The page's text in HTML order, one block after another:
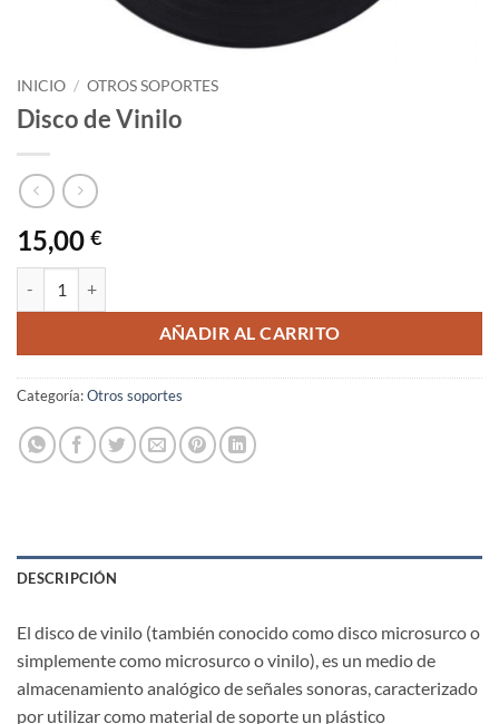
INICIO / OTROS SOPORTES
Disco de Vinilo
15,00 €
AÑADIR AL CARRITO
Categoría:Otros soportes
DESCRIPCIÓN
El disco de vinilo​ (también conocido como disco microsurco o
simplemente como microsurco o vinilo),​ es un medio de
almacenamiento analógico de señales sonoras, caracterizado
por utilizar como material de soporte un plástico